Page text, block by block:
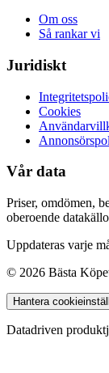
Om oss
Så rankar vi
Juridiskt
Cookies
Vår data
Priser, omdömen,
oberoende
Uppdateras varje
© 2026 Bästa
Hantera
Datadriven